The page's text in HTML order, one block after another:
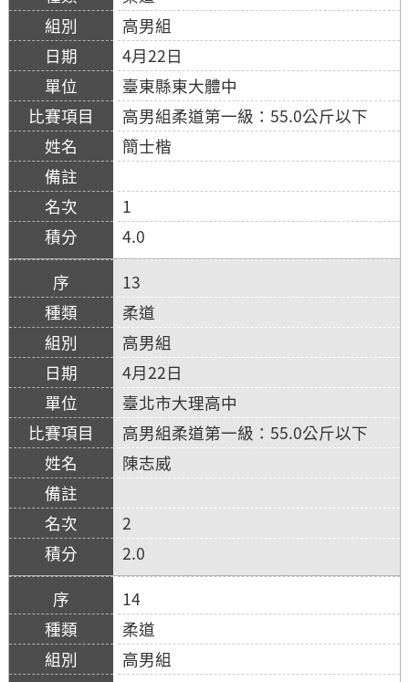
高男組
4月22日
臺東縣東大體中
高男組柔道第一級：55.0公斤以下
簡士楷
1
4.0
13
柔道
高男組
4月22日
臺北市大理高中
高男組柔道第一級：55.0公斤以下
陳志威
2
2.0
14
柔道
高男組